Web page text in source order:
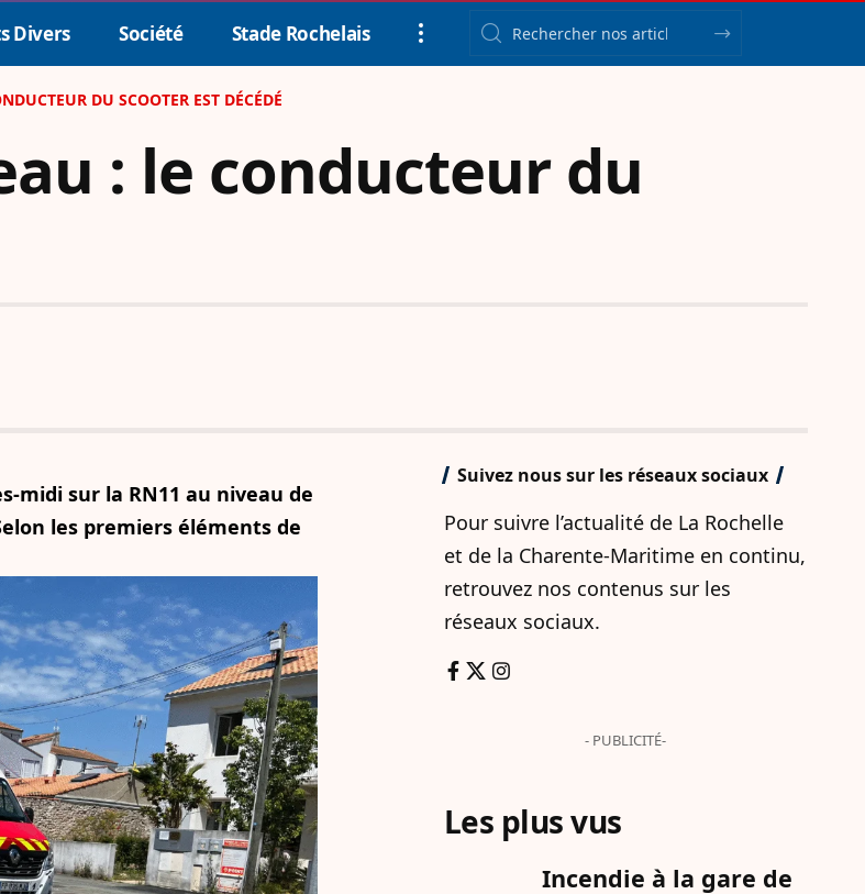
Divers Société Stade Rochelais
DU SCOOTER EST DÉCÉDÉ
: le conducteur du
midi sur la RN11 au niveau de
les premiers éléments de
Suivez nous sur les réseaux sociaux
Pour suivre l’actualité de La Rochelle
et de la Charente-Maritime en continu,
retrouvez nos contenus sur les
réseaux sociaux.
- PUBLICITÉ-
Les plus vus